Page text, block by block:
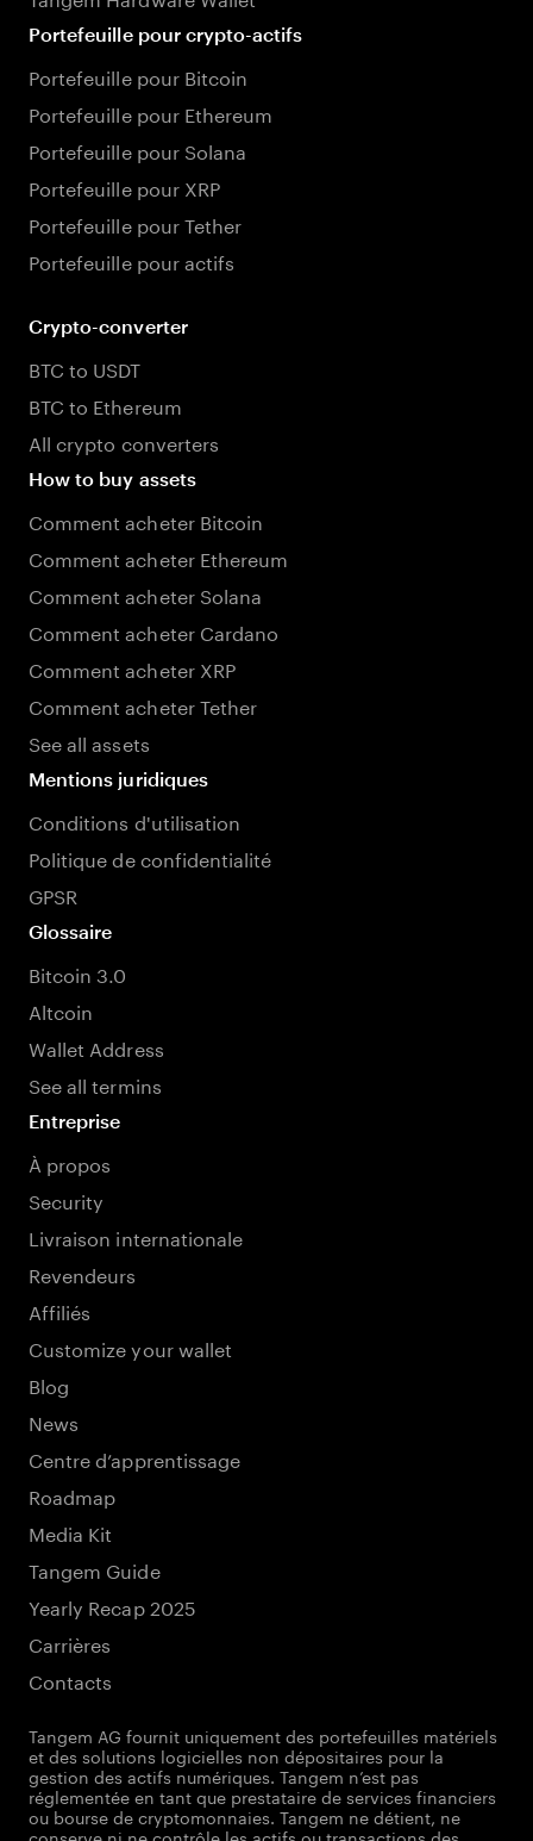
Portefeuille pour crypto-actifs
Portefeuille pour Bitcoin
Portefeuille pour Ethereum
Portefeuille pour Solana
Portefeuille pour XRP
Portefeuille pour Tether
Portefeuille pour actifs
Crypto-converter
BTC to USDT
BTC to Ethereum
All crypto converters
How to buy assets
Comment acheter Bitcoin
Comment acheter Ethereum
Comment acheter Solana
Comment acheter Cardano
Comment acheter XRP
Comment acheter Tether
See all assets
Mentions juridiques
Conditions d'utilisation
Politique de confidentialité
GPSR
Glossaire
Bitcoin 3.0
Altcoin
Wallet Address
See all termins
Entreprise
À propos
Security
Livraison internationale
Revendeurs
Affiliés
Customize your wallet
Blog
News
Centre d’apprentissage
Roadmap
Media Kit
Tangem Guide
Yearly Recap 2025
Carrières
Contacts
Tangem AG fournit uniquement des portefeuilles matériels
et des solutions logicielles non dépositaires pour la
gestion des actifs numériques. Tangem n’est pas
réglementée en tant que prestataire de services financiers
ou bourse de cryptomonnaies. Tangem ne détient, ne